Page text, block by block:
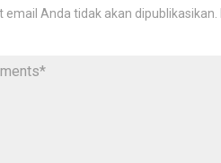
email Anda tidak akan dipublikasikan.